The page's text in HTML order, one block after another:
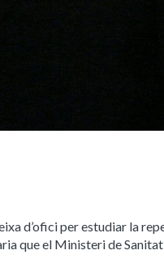
d’ofici per estudiar la
que el Ministeri de